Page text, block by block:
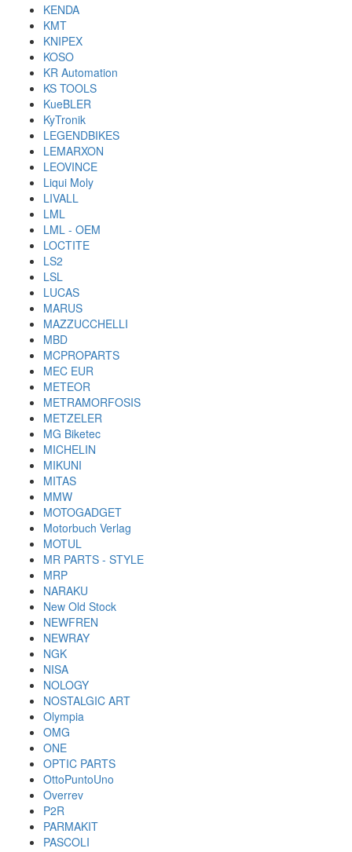
KENDA
KMT
KNIPEX
KOSO
KR Automation
KS TOOLS
KueBLER
KyTronik
LEGENDBIKES
LEMARXON
LEOVINCE
Liqui Moly
LIVALL
LML
LML - OEM
LOCTITE
LS2
LSL
LUCAS
MARUS
MAZZUCCHELLI
MBD
MCPROPARTS
MEC EUR
METEOR
METRAMORFOSIS
METZELER
MG Biketec
MICHELIN
MIKUNI
MITAS
MMW
MOTOGADGET
Motorbuch Verlag
MOTUL
MR PARTS - STYLE
MRP
NARAKU
New Old Stock
NEWFREN
NEWRAY
NGK
NISA
NOLOGY
NOSTALGIC ART
Olympia
OMG
ONE
OPTIC PARTS
OttoPuntoUno
Overrev
P2R
PARMAKIT
PASCOLI